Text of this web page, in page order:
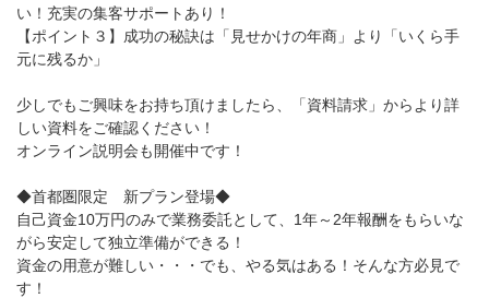
い！充実の集客サポートあり！
【ポイント３】成功の秘訣は「見せかけの年商」より「いくら手
元に残るか」
少しでもご興味をお持ち頂けましたら、「資料請求」からより詳
しい資料をご確認ください！
オンライン説明会も開催中です！
◆首都圏限定 新プラン登場◆
自己資金10万円のみで業務委託として、1年～2年報酬をもらいな
がら安定して独立準備ができる！
資金の用意が難しい・・・でも、やる気はある！そんな方必見で
す！